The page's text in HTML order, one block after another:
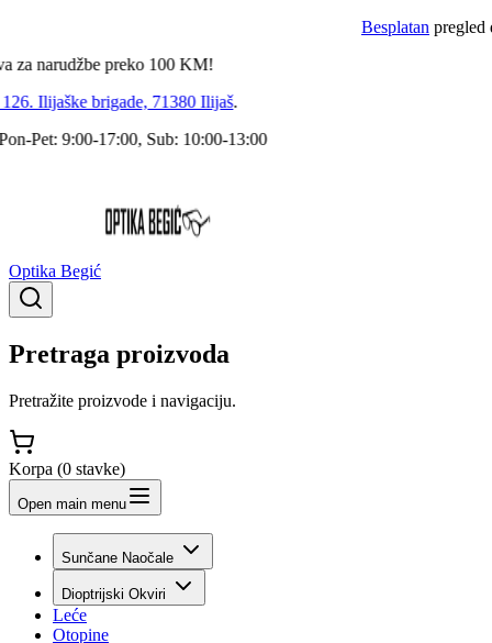
Besplatan pregled
preko 100KM!
Ilijaške brigade, 71380 Ilijaš.
9:00-17:00, Sub: 10:00-13:00
Optika Begić
Pretraga proizvoda
Pretražite proizvode i navigaciju.
Korpa (0 stavke)
Open main menu
Sunčane Naočale
Dioptrijski Okviri
Leće
Otopine